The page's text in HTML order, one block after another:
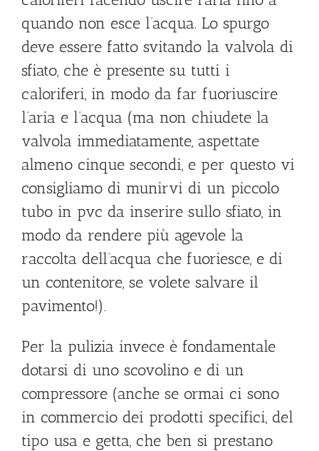
quando non esce l’acqua. Lo spurgo
deve essere fatto svitando la valvola di
sfiato, che è presente su tutti i
caloriferi, in modo da far fuoriuscire
l’aria e l’acqua (ma non chiudete la
valvola immediatamente, aspettate
almeno cinque secondi, e per questo vi
consigliamo di munirvi di un piccolo
tubo in pvc da inserire sullo sfiato, in
modo da rendere più agevole la
raccolta dell’acqua che fuoriesce, e di
un contenitore, se volete salvare il
pavimento!).
Per la pulizia invece è fondamentale
dotarsi di uno scovolino e di un
compressore (anche se ormai ci sono
in commercio dei prodotti specifici, del
tipo usa e getta, che ben si prestano